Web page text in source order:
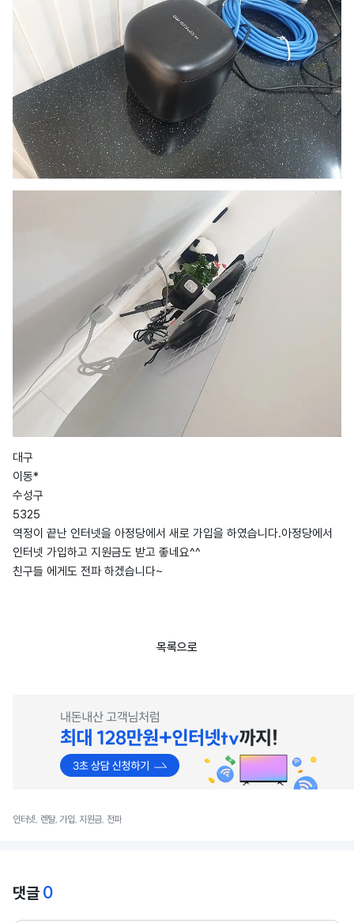
대구
이동*
수성구
5325
역정이 끝난 인터넷을 아정당에서 새로 가입을 하였습니다.아정당에서
인터넷 가입하고 지원금도 받고 좋네요^^
친구들 에게도 전파 하겠습니다~
목록으로
인터넷, 렌탈, 가입, 지원금, 전파
댓글 0